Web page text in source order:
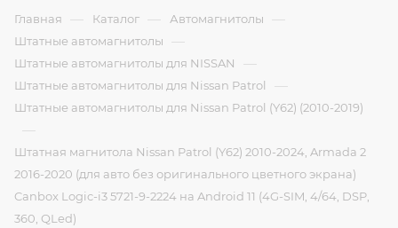
Главная — Каталог — Автомагнитолы —
Штатные автомагнитолы —
Штатные автомагнитолы для NISSAN —
Штатные автомагнитолы для Nissan Patrol —
Штатные автомагнитолы для Nissan Patrol (Y62) (2010-2019)
—
Штатная магнитола Nissan Patrol (Y62) 2010-2024, Armada 2
2016-2020 (для авто без оригинального цветного экрана)
Canbox Logic-i3 5721-9-2224 на Android 11 (4G-SIM, 4/64, DSP,
360, QLed)